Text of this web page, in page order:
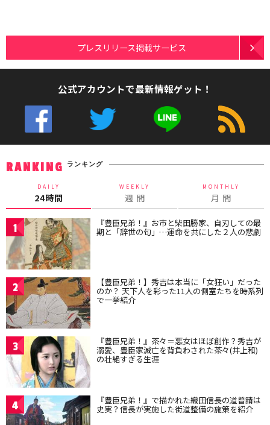
プレスリリース掲載サービス
公式アカウントで最新情報ゲット！
RANKING ランキング
DAILY
24時間
WEEKLY
週 間
MONTHLY
月 間
1 『豊臣兄弟！』お市と柴田勝家、自刃しての最
期と「辞世の句」…運命を共にした２人の悲劇
2 【豊臣兄弟！】秀吉は本当に「女狂い」だった
のか？ 天下人を彩った11人の側室たちを時系列
で一挙紹介
3 『豊臣兄弟！』茶々＝悪女はほぼ創作？秀吉が
溺愛、豊臣家滅亡を背負わされた茶々(井上和)
の壮絶すぎる生涯
4 『豊臣兄弟！』で描かれた織田信長の道普請は
史実？信長が実施した街道整備の施策を紹介